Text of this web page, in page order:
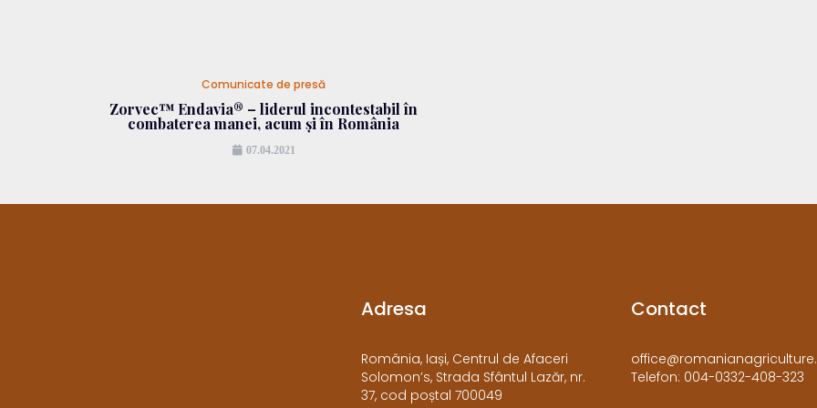
Comunicate de presă
Zorvec™ Endavia® – liderul incontestabil în
combaterea manei, acum și în România
07.04.2021
Adresa
​România, Iași, Centrul de Afaceri
Solomon’s, Strada Sfântul Lazăr, nr.
37, cod poștal 700049
Contact
Telefon: 004-0332-408-323